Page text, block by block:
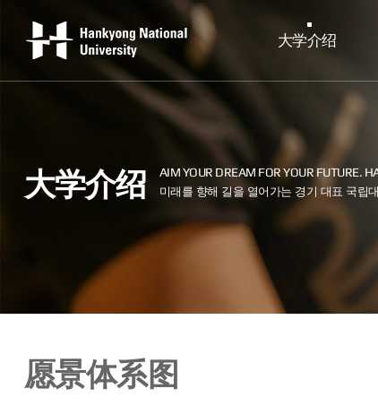
大学介绍
大学介绍
愿景体系图